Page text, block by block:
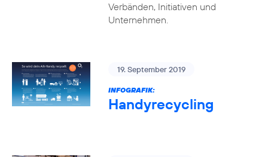
Verbänden, Initiativen und
Unternehmen.
19. September 2019
INFOGRAFIK:
Handyrecycling